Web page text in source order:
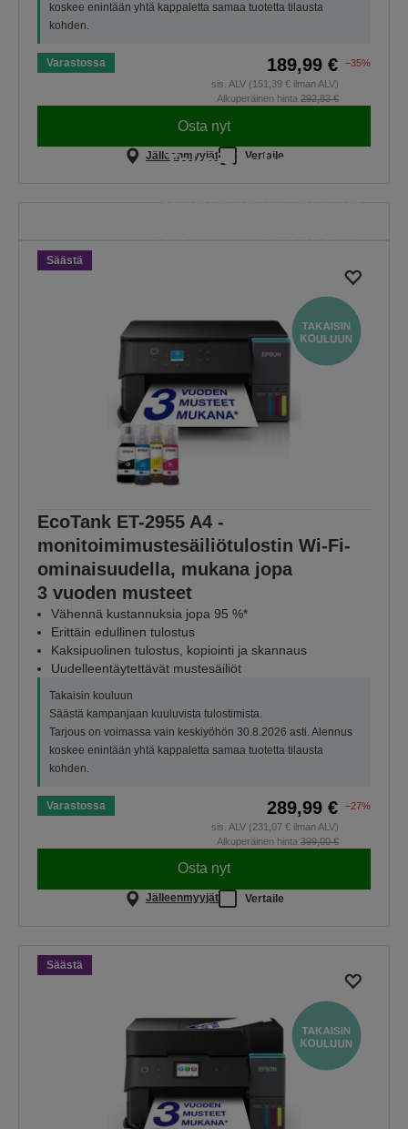
koskee enintään yhtä kappaletta samaa tuotetta tilausta
kohden.
Varastossa 189,99 €
−35%
sis. ALV (151,39 € ilman ALV)
Alkuperäinen hinta 292,83 €
Osta nyt
Jälleenmyyjät Vertaile
Takaisin kouluun
Säästä
EcoTank ET-2955 A4 -
monitoimimustesäiliötulostin Wi-Fi-
ominaisuudella, mukana jopa
3 vuoden musteet
Vähennä kustannuksia jopa 95 %*
Erittäin edullinen tulostus
Kaksipuolinen tulostus, kopiointi ja skannaus
Uudelleentäytettävät mustesäiliöt
Takaisin kouluun
Säästä kampanjaan kuuluvista tulostimista.
Tarjous on voimassa vain keskiyöhön 30.8.2026 asti. Alennus
koskee enintään yhtä kappaletta samaa tuotetta tilausta
kohden.
Varastossa 289,99 €
−27%
sis. ALV (231,07 € ilman ALV)
Alkuperäinen hinta 399,00 €
Osta nyt
Jälleenmyyjät Vertaile
Säästä